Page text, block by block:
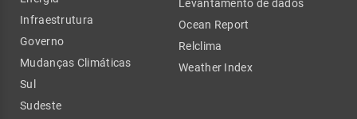
Infraestrutura
Governo
Mudanças Climáticas
Sul
Sudeste
Levantamento de dados
Ocean Report
Relclima
Weather Index